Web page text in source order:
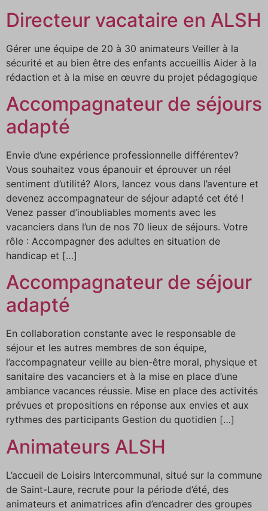
Directeur vacataire en ALSH
Gérer une équipe de 20 à 30 animateurs Veiller à la
sécurité et au bien être des enfants accueillis Aider à la
rédaction et à la mise en œuvre du projet pédagogique
Accompagnateur de séjours
adapté
Envie d’une expérience professionnelle différentev?
Vous souhaitez vous épanouir et éprouver un réel
sentiment d’utilité? Alors, lancez vous dans l’aventure et
devenez accompagnateur de séjour adapté cet été !
Venez passer d’inoubliables moments avec les
vacanciers dans l’un de nos 70 lieux de séjours. Votre
rôle : Accompagner des adultes en situation de
handicap et […]
Accompagnateur de séjour
adapté
En collaboration constante avec le responsable de
séjour et les autres membres de son équipe,
l’accompagnateur veille au bien-être moral, physique et
sanitaire des vacanciers et à la mise en place d’une
ambiance vacances réussie. Mise en place des activités
prévues et propositions en réponse aux envies et aux
rythmes des participants Gestion du quotidien […]
Animateurs ALSH
L’accueil de Loisirs Intercommunal, situé sur la commune
de Saint-Laure, recrute pour la période d’été, des
animateurs et animatrices afin d’encadrer des groupes